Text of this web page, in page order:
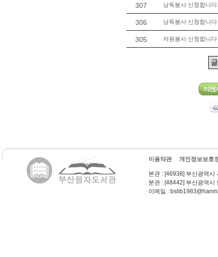
307 낭독봉사 신청합니
306 낭독봉사 신청합니
305 자원봉사 신청합니
이용약관 개인정보보호
본관 : [46938] 부산광역
분관 : [48442] 부산광역
이메일 :